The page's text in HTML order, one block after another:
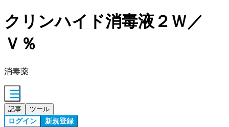
クリンハイド消毒液２Ｗ／
Ｖ％
消毒薬
記事 ツール
ログイン 新規登録